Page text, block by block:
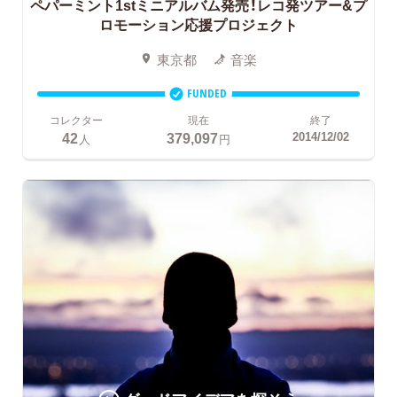
ロモーション応援プロジェクト
東京都 音楽
FUNDED
コレクター
42 人
現在
379,097円
終了
2014/12/02